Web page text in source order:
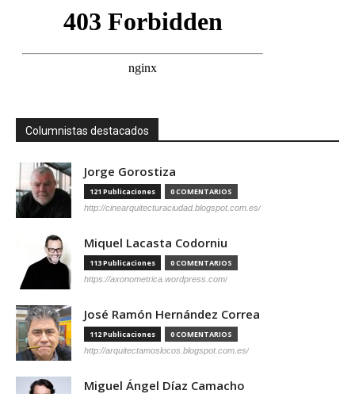
Columnistas destacados
Jorge Gorostiza
121 Publicaciones 0 COMENTARIOS
http://cinearquitecturaciudad.blogspot.com.es/
Miquel Lacasta Codorniu
113 Publicaciones 0 COMENTARIOS
https://axonometrica.wordpress.com/
José Ramón Hernández Correa
112 Publicaciones 0 COMENTARIOS
http://arquitectamoslocos.blogspot.com.es/
Miguel Ángel Díaz Camacho